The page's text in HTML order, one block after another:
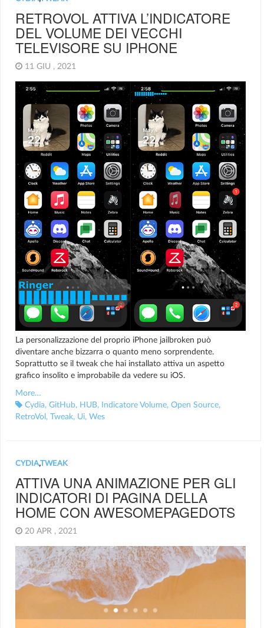
RETROVOL ATTIVA L’INDICATORE
DEL VOLUME DEI VECCHI
TELEVISORE SU IPHONE
11 GIU , 2021
La personalizzazione del proprio iPhone jailbroken può
diventare anche bizzarra o quanto meno sorprendente.
Soprattutto se il tweak che hai installato attiva un aspetto
grafico insolito e improbabile da vedere su iOS.
More…
Cydia, GitHub, HUB, Indicatore Volume, Open Source,
RetroVol , Tweak, Ui, Wes
CYDIA,TWEAK
ATTIVA UNA ANIMAZIONE PER GLI
INDICATORI DI PAGINA DELLA
HOME CON AWESOMEPAGEDOTS
20 APR , 2021